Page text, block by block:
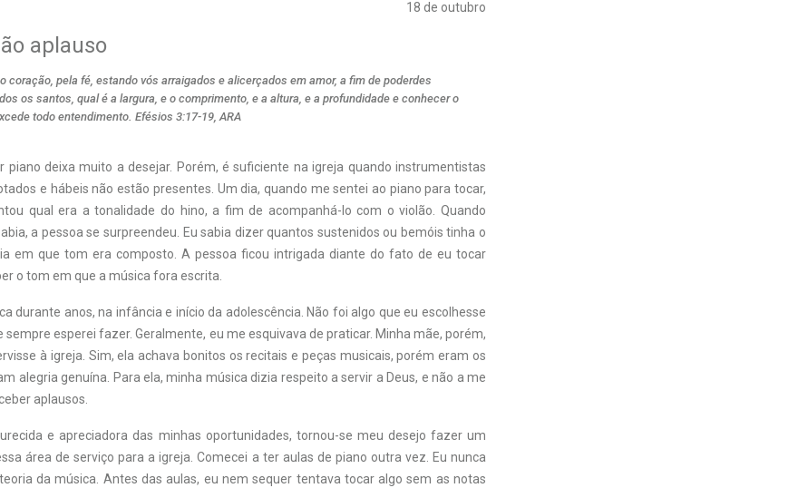
18 de outubro
aplauso
coração, pela fé, estando vós arraigados e alicerçados em amor, a fim de poderdes
os santos, qual é a largura, e o comprimento, e a altura, e a profundidade e conhecer o
todo entendimento. Efésios 3:17-19, ARA
piano deixa muito a desejar. Porém, é suficiente na igreja quando instrumentistas
e hábeis não estão presentes. Um dia, quando me sentei ao piano para tocar,
qual era a tonalidade do hino, a fim de acompanhá-lo com o violão. Quando
a pessoa se surpreendeu. Eu sabia dizer quantos sustenidos ou bemóis tinha o
em que tom era composto. A pessoa ficou intrigada diante do fato de eu tocar
o tom em que a música fora escrita.
durante anos, na infância e início da adolescência. Não foi algo que eu escolhesse
esperei fazer. Geralmente, eu me esquivava de praticar. Minha mãe, porém,
à igreja. Sim, ela achava bonitos os recitais e peças musicais, porém eram os
alegria genuína. Para ela, minha música dizia respeito a servir a Deus, e não a me
aplausos.
e apreciadora das minhas oportunidades, tornou-se meu desejo fazer um
área de serviço para a igreja. Comecei a ter aulas de piano outra vez. Eu nunca
da música. Antes das aulas, eu nem sequer tentava tocar algo sem as notas